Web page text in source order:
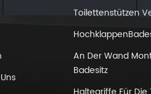
Toilettenstützen
An Der Wand
Badesitz